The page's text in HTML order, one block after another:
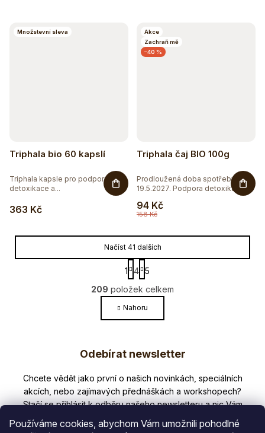
Používáme cookies, abychom Vám umožnili pohodlné
Množstevní sleva
Triphala bio 60 kapslí
363 Kč
Triphala kapsle pro podporu
detoxikace a...
Akce
Zachraň mě
–40 %
Triphala čaj BIO 100g
158 Kč
94 Kč
Prodloužená doba spotřeby do
19.5.2027. Podpora detoxikace,...
O
v
l
á
a
c
í
p
r
k
Načíst 41 dalších
S
t
r
á
n
k
á
í
1 4
5
209 položek celkem
Nahoru
a
Odebírat newsletter
Nezmeškejte žádné novinky či slevy!